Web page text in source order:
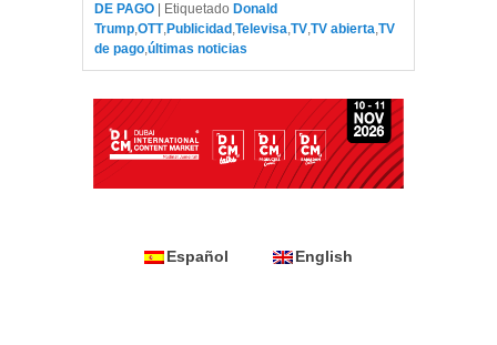
DE PAGO
Etiquetado Donald
Trump,OTT,Publicidad ,Televisa,TV,TV abierta,TV
de pago,últimas noticias
Español English